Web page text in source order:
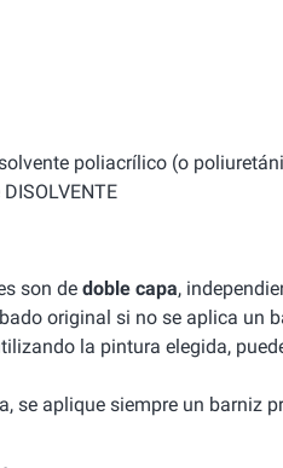
poliacrílico (o
son de doble capa,
original si no se aplica un
la pintura elegida,
se aplique siempre un barniz